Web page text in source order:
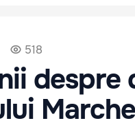
518
despre